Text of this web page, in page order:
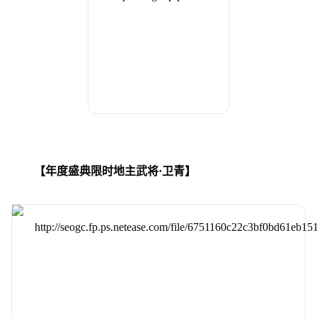
【年度盛典限时地主武将·卫青】